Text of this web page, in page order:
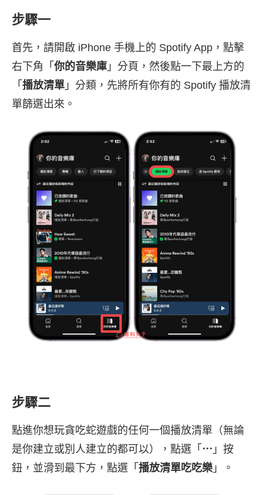
步驟一
首先，請開啟 iPhone 手機上的 Spotify App，點擊
右下角「 你的音樂庫 」分頁，然後點一下最上方的
「 播放清單 」分類，先將所有你有的 Spotify 播放清
單篩選出來。
步驟二
點進你想玩貪吃蛇遊戲的任何一個播放清單（無論
是你建立或別人建立的都可以），點選「 ⋯ 」按
鈕，並滑到最下方，點選「 播放清單吃吃樂 」。